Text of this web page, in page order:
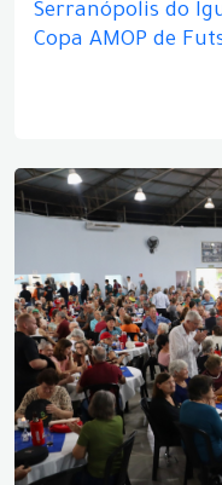
Serranópolis do
Copa AMOP de